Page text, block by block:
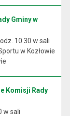
Gminy w
10.30 w sali
w Kozłowie
Komisji Rady
w sali